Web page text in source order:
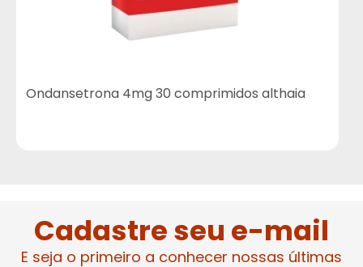
Ondansetrona 4mg 30 comprimidos althaia
Cadastre seu e-mail
E seja o primeiro a conhecer nossas últimas